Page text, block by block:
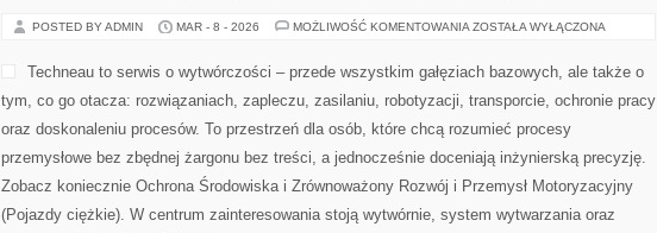
POSTED BY ADMIN MAR - 8 - 2026 MOŻLIWOŚĆ KOMENTOWANIA SUROWCE
PRZEMYSŁOWE
ZOSTAŁA WYŁĄCZONA
Techneau to serwis o wytwórczości – przede wszystkim gałęziach bazowych, ale także o
tym, co go otacza: rozwiązaniach, zapleczu, zasilaniu, robotyzacji, transporcie, ochronie pracy
oraz doskonaleniu procesów. To przestrzeń dla osób, które chcą rozumieć procesy
przemysłowe bez zbędnej żargonu bez treści, a jednocześnie doceniają inżynierską precyzję.
Zobacz koniecznie Ochrona Środowiska i Zrównoważony Rozwój i Przemysł Motoryzacyjny
(Pojazdy ciężkie). W centrum zainteresowania stoją wytwórnie, system wytwarzania oraz